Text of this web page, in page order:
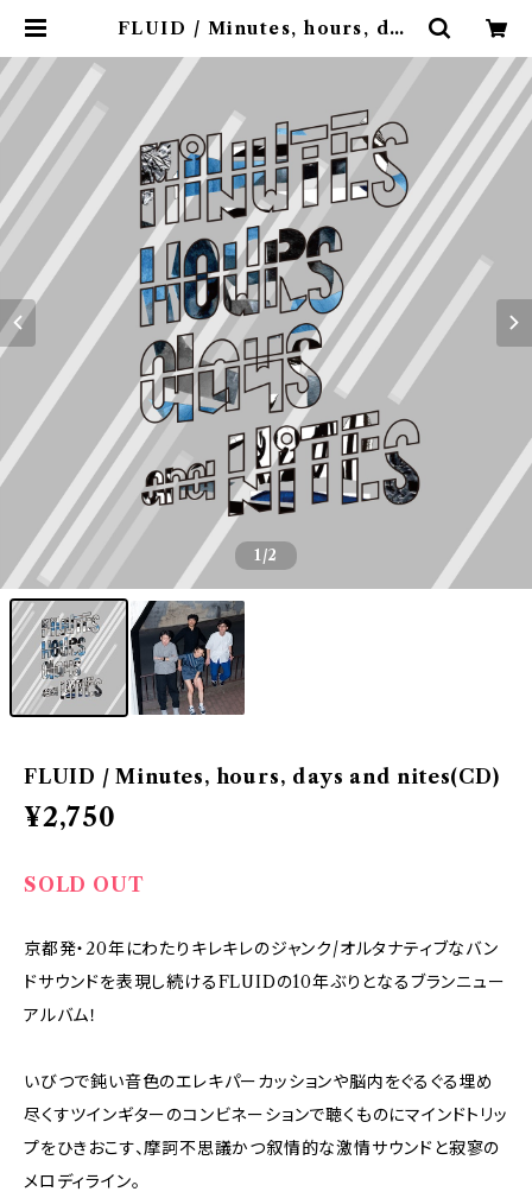
FLUID / Minutes, hours, day
1/2
FLUID / Minutes, hours, days and nites(CD)
¥2,750
SOLD OUT
京都発・20年にわたりキレキレのジャンク/オルタナティブなバン
ドサウンドを表現し続けるFLUIDの10年ぶりとなるブランニュー
アルバム！
いびつで鈍い音色のエレキパーカッションや脳内をぐるぐる埋め
尽くすツインギターのコンビネーションで聴くものにマインドトリッ
プをひきおこす、摩訶不思議かつ叙情的な激情サウンドと寂寥の
メロディライン。